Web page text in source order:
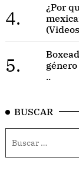
4.
¿Por
5.
..
BUSCAR